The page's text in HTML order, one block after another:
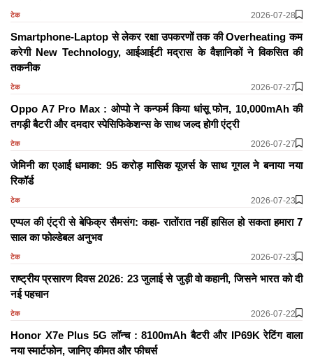
टेक 2026-07-28
Smartphone-Laptop से लेकर रक्षा उपकरणों तक की Overheating कम
करेगी New Technology, आईआईटी मद्रास के वैज्ञानिकों ने विकसित की
तकनीक
टेक 2026-07-27
Oppo A7 Pro Max : ओप्पो ने कन्फर्म किया धांसू फोन, 10,000mAh की
तगड़ी बैटरी और दमदार स्पेसिफिकेशन्स के साथ जल्द होगी एंट्री
टेक 2026-07-27
जेमिनी का एआई धमाका: 95 करोड़ मासिक यूजर्स के साथ गूगल ने बनाया नया
रिकॉर्ड
टेक 2026-07-23
एप्पल की एंट्री से बेफिक्र सैमसंग: कहा- रातोंरात नहीं हासिल हो सकता हमारा 7
साल का फोल्डेबल अनुभव
टेक 2026-07-23
राष्ट्रीय प्रसारण दिवस 2026: 23 जुलाई से जुड़ी वो कहानी, जिसने भारत को दी
नई पहचान
टेक 2026-07-22
Honor X7e Plus 5G लॉन्च : 8100mAh बैटरी और IP69K रेटिंग वाला
नया स्मार्टफोन, जानिए कीमत और फीचर्स